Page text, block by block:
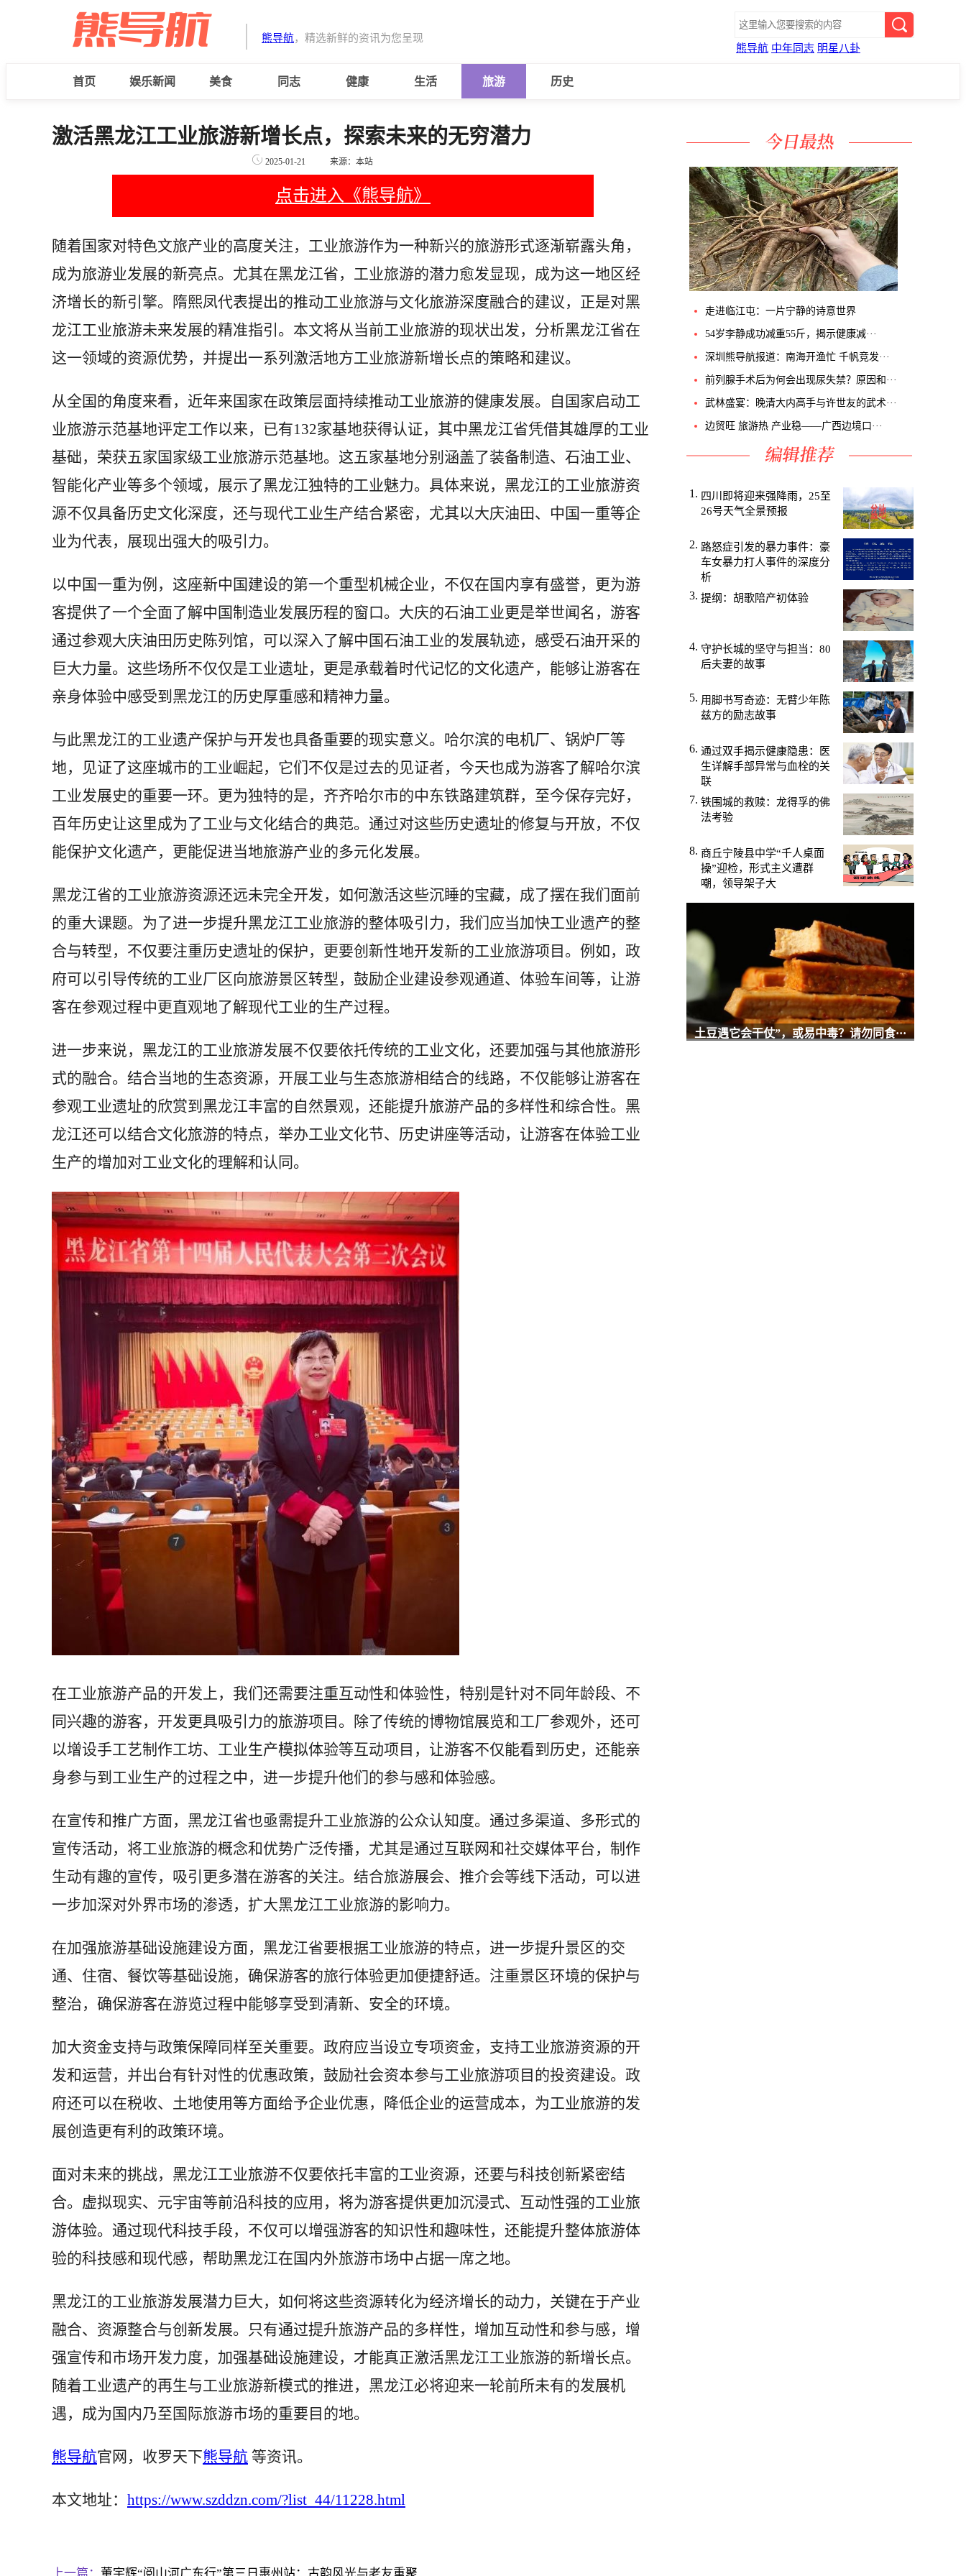
熊导航，精选新鲜的资讯为您呈现
熊导航 中年同志 明星八卦
首页 娱乐新闻 美食 同志 健康 生活 旅游 历史
走进临江屯：一片宁静的诗意世界
54岁李静成功减重55斤，揭示健康减···
深圳熊导航报道：南海开渔忙 千帆竞发···
前列腺手术后为何会出现尿失禁？原因和···
武林盛宴：晚清大内高手与许世友的武术···
边贸旺 旅游热 产业稳——广西边境口···
四川即将迎来强降雨，25至
26号天气全景预报
路怒症引发的暴力事件：豪
车女暴力打人事件的深度分
析
提纲：胡歌陪产初体验
守护长城的坚守与担当：80
后夫妻的故事
用脚书写奇迹：无臂少年陈
兹方的励志故事
通过双手揭示健康隐患：医
生详解手部异常与血栓的关
联
铁围城的救赎：龙得孚的佛
法考验
商丘宁陵县中学“千人桌面
操”迎检，形式主义遭群
嘲，领导架子大
土豆遇它会干仗”，或易中毒？请勿同食···
激活黑龙江工业旅游新增长点，探索未来的无穷潜力
2025-01-21 来源：本站
点击进入《熊导航》
随着国家对特色文旅产业的高度关注，工业旅游作为一种新兴的旅游形式逐渐崭露头角，
成为旅游业发展的新亮点。尤其在黑龙江省，工业旅游的潜力愈发显现，成为这一地区经
济增长的新引擎。隋熙凤代表提出的推动工业旅游与文化旅游深度融合的建议，正是对黑
龙江工业旅游未来发展的精准指引。本文将从当前工业旅游的现状出发，分析黑龙江省在
这一领域的资源优势，并提出一系列激活地方工业旅游新增长点的策略和建议。
从全国的角度来看，近年来国家在政策层面持续推动工业旅游的健康发展。自国家启动工
业旅游示范基地评定工作以来，已有132家基地获得认证，其中黑龙江省凭借其雄厚的工业
基础，荣获五家国家级工业旅游示范基地。这五家基地分别涵盖了装备制造、石油工业、
智能化产业等多个领域，展示了黑龙江独特的工业魅力。具体来说，黑龙江的工业旅游资
源不仅具备历史文化深度，还与现代工业生产结合紧密，尤其以大庆油田、中国一重等企
业为代表，展现出强大的吸引力。
以中国一重为例，这座新中国建设的第一个重型机械企业，不仅在国内享有盛誉，更为游
客提供了一个全面了解中国制造业发展历程的窗口。大庆的石油工业更是举世闻名，游客
通过参观大庆油田历史陈列馆，可以深入了解中国石油工业的发展轨迹，感受石油开采的
巨大力量。这些场所不仅仅是工业遗址，更是承载着时代记忆的文化遗产，能够让游客在
亲身体验中感受到黑龙江的历史厚重感和精神力量。
与此黑龙江的工业遗产保护与开发也具备重要的现实意义。哈尔滨的电机厂、锅炉厂等
地，见证了这座城市的工业崛起，它们不仅是过去的见证者，今天也成为游客了解哈尔滨
工业发展史的重要一环。更为独特的是，齐齐哈尔市的中东铁路建筑群，至今保存完好，
百年历史让这里成为了工业与文化结合的典范。通过对这些历史遗址的修复与开放，不仅
能保护文化遗产，更能促进当地旅游产业的多元化发展。
黑龙江省的工业旅游资源还远未完全开发，如何激活这些沉睡的宝藏，成了摆在我们面前
的重大课题。为了进一步提升黑龙江工业旅游的整体吸引力，我们应当加快工业遗产的整
合与转型，不仅要注重历史遗址的保护，更要创新性地开发新的工业旅游项目。例如，政
府可以引导传统的工业厂区向旅游景区转型，鼓励企业建设参观通道、体验车间等，让游
客在参观过程中更直观地了解现代工业的生产过程。
进一步来说，黑龙江的工业旅游发展不仅要依托传统的工业文化，还要加强与其他旅游形
式的融合。结合当地的生态资源，开展工业与生态旅游相结合的线路，不仅能够让游客在
参观工业遗址的欣赏到黑龙江丰富的自然景观，还能提升旅游产品的多样性和综合性。黑
龙江还可以结合文化旅游的特点，举办工业文化节、历史讲座等活动，让游客在体验工业
生产的增加对工业文化的理解和认同。
在工业旅游产品的开发上，我们还需要注重互动性和体验性，特别是针对不同年龄段、不
同兴趣的游客，开发更具吸引力的旅游项目。除了传统的博物馆展览和工厂参观外，还可
以增设手工艺制作工坊、工业生产模拟体验等互动项目，让游客不仅能看到历史，还能亲
身参与到工业生产的过程之中，进一步提升他们的参与感和体验感。
在宣传和推广方面，黑龙江省也亟需提升工业旅游的公众认知度。通过多渠道、多形式的
宣传活动，将工业旅游的概念和优势广泛传播，尤其是通过互联网和社交媒体平台，制作
生动有趣的宣传，吸引更多潜在游客的关注。结合旅游展会、推介会等线下活动，可以进
一步加深对外界市场的渗透，扩大黑龙江工业旅游的影响力。
在加强旅游基础设施建设方面，黑龙江省要根据工业旅游的特点，进一步提升景区的交
通、住宿、餐饮等基础设施，确保游客的旅行体验更加便捷舒适。注重景区环境的保护与
整治，确保游客在游览过程中能够享受到清新、安全的环境。
加大资金支持与政策保障同样至关重要。政府应当设立专项资金，支持工业旅游资源的开
发和运营，并出台有针对性的优惠政策，鼓励社会资本参与工业旅游项目的投资建设。政
府还可以在税收、土地使用等方面给予企业优惠，降低企业的运营成本，为工业旅游的发
展创造更有利的政策环境。
面对未来的挑战，黑龙江工业旅游不仅要依托丰富的工业资源，还要与科技创新紧密结
合。虚拟现实、元宇宙等前沿科技的应用，将为游客提供更加沉浸式、互动性强的工业旅
游体验。通过现代科技手段，不仅可以增强游客的知识性和趣味性，还能提升整体旅游体
验的科技感和现代感，帮助黑龙江在国内外旅游市场中占据一席之地。
黑龙江的工业旅游发展潜力巨大，如何将这些资源转化为经济增长的动力，关键在于产业
融合、资源整合与创新发展。只有通过提升旅游产品的多样性，增加互动性和参与感，增
强宣传和市场开发力度，加强基础设施建设，才能真正激活黑龙江工业旅游的新增长点。
随着工业遗产的再生与工业旅游新模式的推进，黑龙江必将迎来一轮前所未有的发展机
遇，成为国内乃至国际旅游市场的重要目的地。
熊导航官网，收罗天下熊导航 等资讯。
本文地址： https://www.szddzn.com/?list_44/11228.html